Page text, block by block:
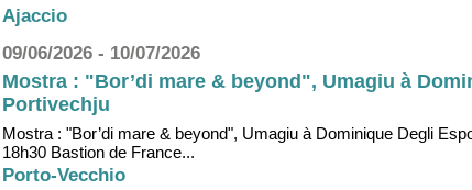
Ajaccio
09/06/2026 - 10/07/2026
Mostra : "Bor’di mare & beyond", Umagiu à
Portivechju
Mostra : "Bor’di mare & beyond", Umagiu à Dominique Degli
18h30 Bastion de France...
Porto-Vecchio